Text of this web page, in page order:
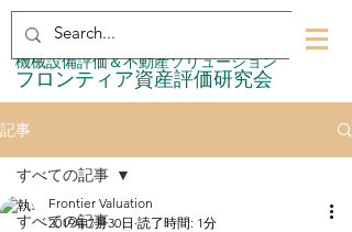
​フロンティア資産評価研究会
​機械設備評価＆不動産ソリューション
記事
すべての記事
すべての記事
Frontier Valuation
2019年7月30日 読了時間: 1分